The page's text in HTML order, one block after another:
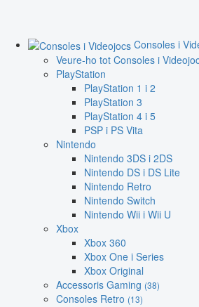
Consoles i
Veure-ho tot Consoles i
PlayStation
PlayStation 1 i 2
PlayStation 3
PlayStation 4 i 5
PSP i PS Vita
Nintendo
Nintendo 3DS i 2DS
Nintendo DS i DS Lite
Nintendo Retro
Nintendo Switch
Nintendo Wii i Wii U
Xbox
Xbox 360
Xbox One i Series
Xbox Original
Accessoris Gaming (38)
Consoles Retro (13)